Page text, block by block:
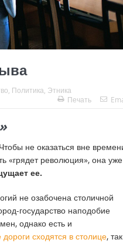
Политика Этника
Печать
не оказаться вне
«грядет революция», она уже
ее.
не озабочена столичной
государство наподобие
однако есть и
дороги сходятся в столице, так